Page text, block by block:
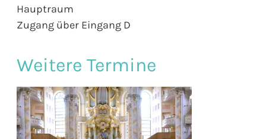
Hauptraum
Zugang über Eingang D
Weitere Termine